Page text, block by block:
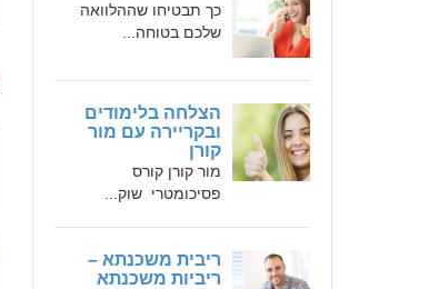
כך תבטיחו שההלוואה
שלכם בטוחה...
הצלחה בלימודים
ובקריירה עם מור
קורן
מור קורן קורס
פסיכומטרי שוק...
ריבית משכנתא –
ריביות משכנתא